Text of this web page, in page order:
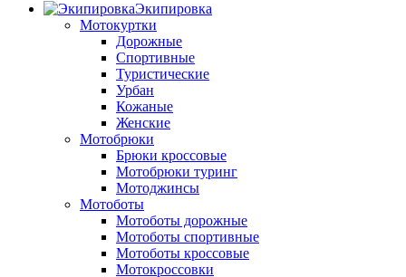
Экипировка
Мотокуртки
Дорожные
Спортивные
Туристические
Урбан
Кожаные
Женские
Мотобрюки
Брюки кроссовые
Мотобрюки туринг
Мотоджинсы
Мотоботы
Мотоботы дорожные
Мотоботы спортивные
Мотоботы кроссовые
Мотокроссовки